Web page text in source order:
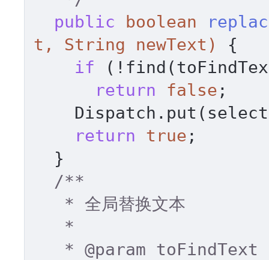
public
boolean
t, String newText)
{
if
return
false ;
return
true ;
/**
   *
@param toFindText